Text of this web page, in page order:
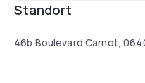
Standort
46b Boulevard Carnot,